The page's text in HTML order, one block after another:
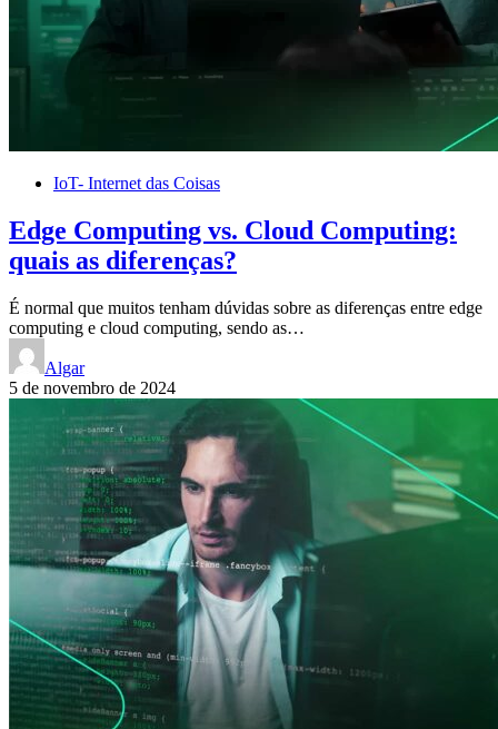
IoT- Internet das Coisas
Edge Computing vs. Cloud Computing:
quais as diferenças?
É normal que muitos tenham dúvidas sobre as diferenças entre edge
computing e cloud computing, sendo as…
Algar
5 de novembro de 2024